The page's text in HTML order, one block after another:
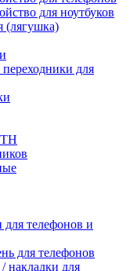
для ноутбуков
(лягушка)
для
телефонов и
для телефонов
накладки для